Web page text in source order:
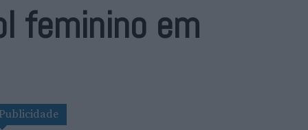
feminino em
Publicidade